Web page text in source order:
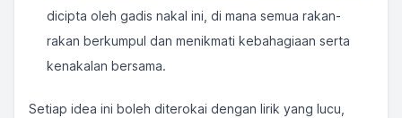
dicipta oleh gadis nakal ini, di mana semua rakan-
rakan berkumpul dan menikmati kebahagiaan serta
kenakalan bersama.
Setiap idea ini boleh diterokai dengan lirik yang lucu,